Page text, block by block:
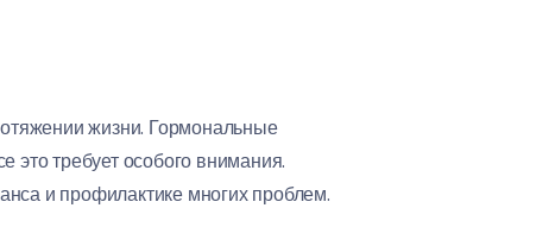
жизни. Гормональные
требует особого внимания.
и профилактике многих проблем.